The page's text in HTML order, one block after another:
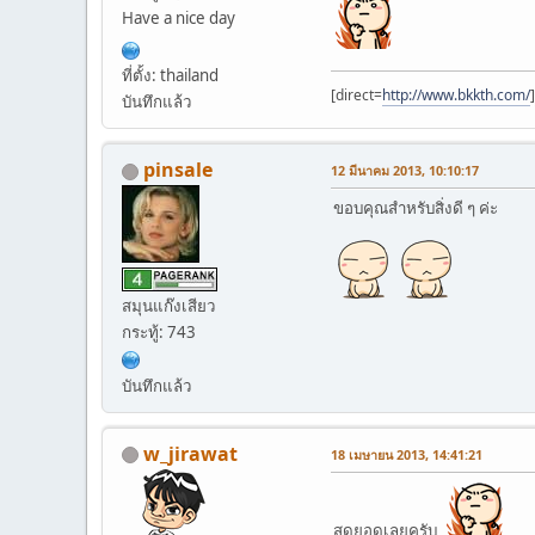
Have a nice day
ที่ตั้ง: thailand
บันทึกแล้ว
[direct=http://www.bkkth.com/]
pinsale
สมุนแก๊งเสียว
กระทู้: 743
บันทึกแล้ว
12 มีนาคม 2013, 10:10:17
ขอบคุณสำหรับสิ่งดี ๆ ค่ะ
w_jirawat 18 เมษายน 2013, 14:41:21
สุดยอดเลยครับ